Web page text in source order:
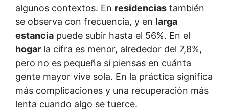
algunos contextos. En residencias también
se observa con frecuencia, y en larga
estancia puede subir hasta el 56%. En el
hogar la cifra es menor, alrededor del 7,8%,
pero no es pequeña si piensas en cuánta
gente mayor vive sola. En la práctica significa
más complicaciones y una recuperación más
lenta cuando algo se tuerce.